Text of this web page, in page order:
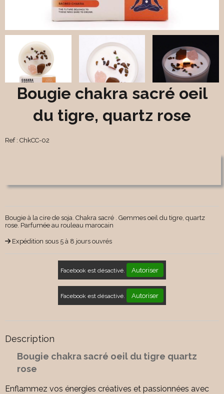
Bougie chakra sacré oeil
du tigre, quartz rose
Ref : ChkCC-02
Bougie à la cire de soja. Chakra sacré . Gemmes oeil du tigre, quartz
rose. Parfumée au rouleau marocain
Expédition sous 5 à 8 jours ouvrés
Facebook est désactivé. Autoriser
Facebook est désactivé. Autoriser
Description
Bougie chakra sacré oeil du tigre quartz
rose
Enflammez vos énergies créatives et passionnées avec